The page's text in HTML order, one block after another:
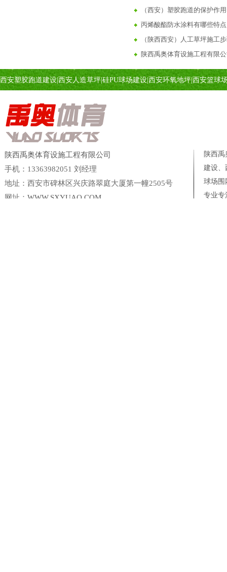
（西安）塑胶跑道的保护作用
丙烯酸酯防水涂料有哪些特
（陕西西安）人工草坪施工
陕西禹奥体育设施工程有限
陕西西安彩色陶瓷颗粒路面
西安陕西6步教你学会做透水
塑胶跑道建设施工，包工包
塑胶跑道材料施工注意事项
西安塑胶跑道建设施工丨塑
陕西禹奥体育设施工程有限公司
手机：13363982051 刘经理
地址：西安市碑林区兴庆路翠庭大厦第一幢2505号
网址： WWW.SXYUAO.COM
陕西
建设、
球场
专业专
西安塑胶跑道建设 西安人造草坪 硅PU球场建设 西安环氧地坪|西安篮球